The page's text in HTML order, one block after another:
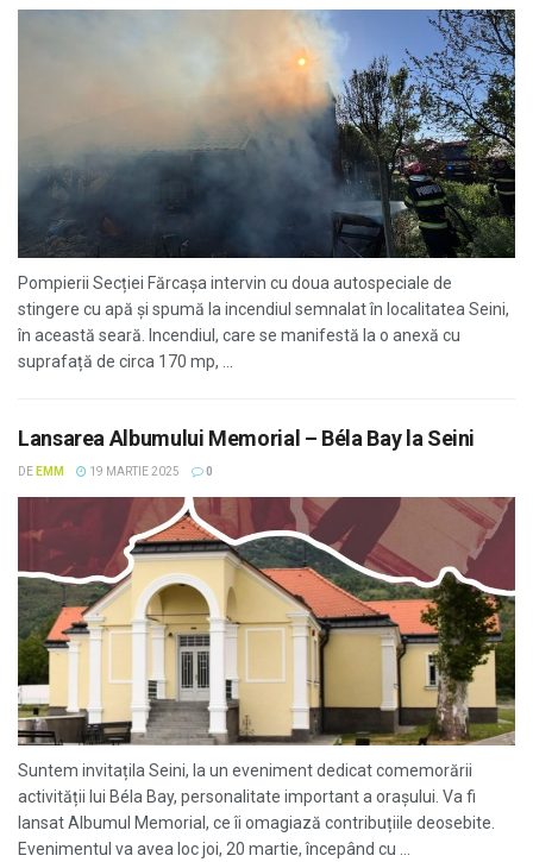
Pompierii Secției Fărcașa intervin cu doua autospeciale de
stingere cu apă și spumă la incendiul semnalat în localitatea Seini,
în această seară. Incendiul, care se manifestă la o anexă cu
suprafață de circa 170 mp, ...
Lansarea Albumului Memorial – Béla Bay la Seini
DE EMM 19 MARTIE 2025 0
Suntem invitațila Seini, la un eveniment dedicat comemorării
activității lui Béla Bay, personalitate important a orașului. Va fi
lansat Albumul Memorial, ce îi omagiază contribuțiile deosebite.
Evenimentul va avea loc joi, 20 martie, începând cu ...